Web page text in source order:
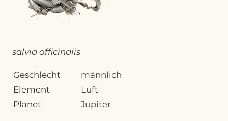
salvia officinalis
Geschlecht
männlich
Element
Luft
Planet
Jupiter